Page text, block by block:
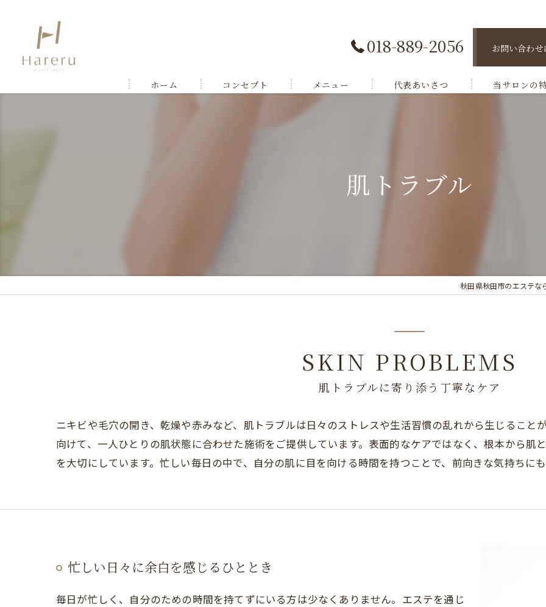
018-889-2056 お問い合わ
ホーム コンセプト メニュー 代表あいさつ 当サロンの
肌トラブル
秋田県秋田市のエステ
肌トラブルに寄り添う丁寧なケア
SKIN PROBLEMS
ニキビや毛穴の開き、乾燥や赤みなど、肌トラブルは日々のストレスや生活習慣の乱れから生じること
向けて、一人ひとりの肌状態に合わせた施術をご提供しています。表面的なケアではなく、根本から肌
を大切にしています。忙しい毎日の中で、自分の肌に目を向ける時間を持つことで、前向きな気持ちに
忙しい日々に余白を感じるひととき
毎日が忙しく、自分のための時間を持てずにいる方は少なくありません。エステを通じ